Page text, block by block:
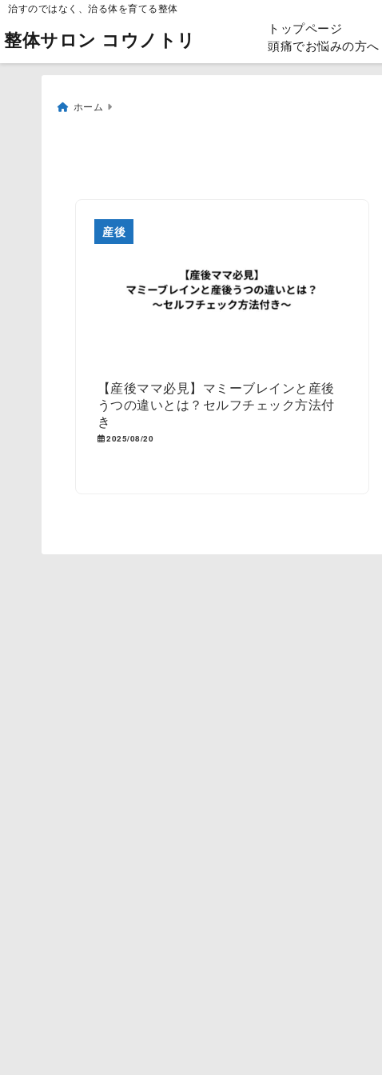
治すのではなく、治る体を育てる整体
整体サロン コウノトリ トップページ
頭痛でお悩みの方へ
ホーム
産後
【産後ママ必見】マミーブレインと産後
うつの違いとは？セルフチェック方法付
き
2025/08/20